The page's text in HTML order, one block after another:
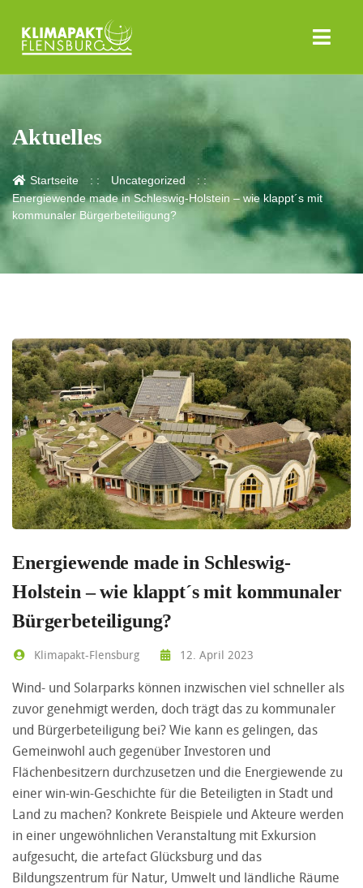
Aktuelles
Startseite
Uncategorized
Energiewende made in Schleswig-Holstein – wie klappt´s mit
kommunaler Bürgerbeteiligung?
Energiewende made in Schleswig-
Holstein – wie klappt´s mit kommunaler
Bürgerbeteiligung?
Klimapakt-Flensburg 12. April 2023
Wind- und Solarparks können inzwischen viel schneller als
zuvor genehmigt werden, doch trägt das zu kommunaler
und Bürgerbeteiligung bei? Wie kann es gelingen, das
Gemeinwohl auch gegenüber Investoren und
Flächenbesitzern durchzusetzen und die Energiewende zu
einer win-win-Geschichte für die Beteiligten in Stadt und
Land zu machen? Konkrete Beispiele und Akteure werden
in einer ungewöhnlichen Veranstaltung mit Exkursion
aufgesucht, die artefact Glücksburg und das
Bildungszentrum für Natur, Umwelt und ländliche Räume